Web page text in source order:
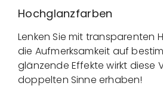
Hochglanzfarben
Lenken Sie mit transparenten
die Aufmerksamkeit auf
glänzende Effekte wirkt diese
doppelten Sinne erhaben!